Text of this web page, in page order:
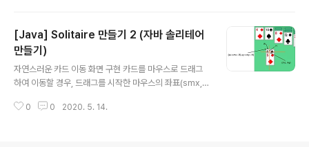
L = getClass().getResource("/unavilable.txt"); as
sert(unavailableURL == null); }
[Java] Solitaire 만들기 2 (자바 솔리테어
만들기)
자연스러운 카드 이동 화면 구현 카드를 마우스로 드래그
하여 이동할 경우, 드래그를 시작한 마우스의 좌표(smx, s
로 차이 W (scx - smx), H (scy - smy)를 구합니다. 그
0 0 2020. 5. 14.